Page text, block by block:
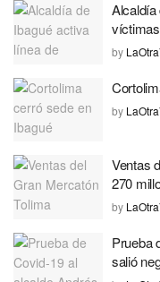
Alcaldía
by
by
Ventas
270
by
Prueba
salió